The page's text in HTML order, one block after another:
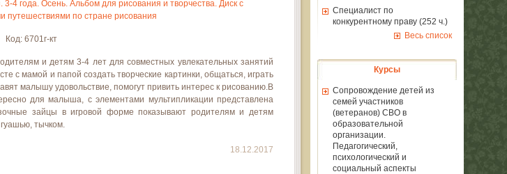
Специалист по
конкурентному праву (252 ч.)
Весь список
Курсы
Сопровождение детей из
семей участников
(ветеранов) СВО в
образовательной
организации.
Педагогический,
психологический и
социальный аспекты
4 года. Осень. Альбом для рисования и творчества. Диск с
путешествиями по стране рисования
Код: 6701г-кт
и детям 3-4 лет для совместных увлекательных занятий
с мамой и папой создать творческие картинки, общаться, играть
малышу удовольствие, помогут привить интерес к рисованию.В
для малыша, с элементами мультипликации представлена
зайцы в игровой форме показывают родителям и детям
тычком.
18.12.2017